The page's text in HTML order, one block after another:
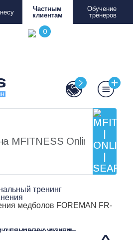
Частным
клиентам
Обучение
тренеров
тренинг
медболов FOREMAN FR-